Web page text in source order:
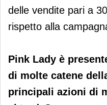
delle vendite pari a
rispetto alla
Pink Lady è
di molte catene
principali azioni di